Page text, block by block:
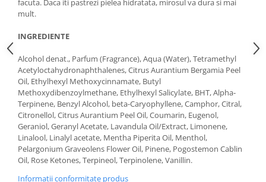
facuta. Daca iti pastrezi pielea hidratata, mirosul va dura si mai
mult.
INGREDIENTE
Alcohol denat., Parfum (Fragrance), Aqua (Water), Tetramethyl
Acetyloctahydronaphthalenes, Citrus Aurantium Bergamia Peel
Oil, Ethylhexyl Methoxycinnamate, Butyl
Methoxydibenzoylmethane, Ethylhexyl Salicylate, BHT, Alpha-
Terpinene, Benzyl Alcohol, beta-Caryophyllene, Camphor, Citral,
Citronellol, Citrus Aurantium Peel Oil, Coumarin, Eugenol,
Geraniol, Geranyl Acetate, Lavandula Oil/Extract, Limonene,
Linalool, Linalyl acetate, Mentha Piperita Oil, Menthol,
Pelargonium Graveolens Flower Oil, Pinene, Pogostemon Cablin
Oil, Rose Ketones, Terpineol, Terpinolene, Vanillin.
Informatii conformitate produs